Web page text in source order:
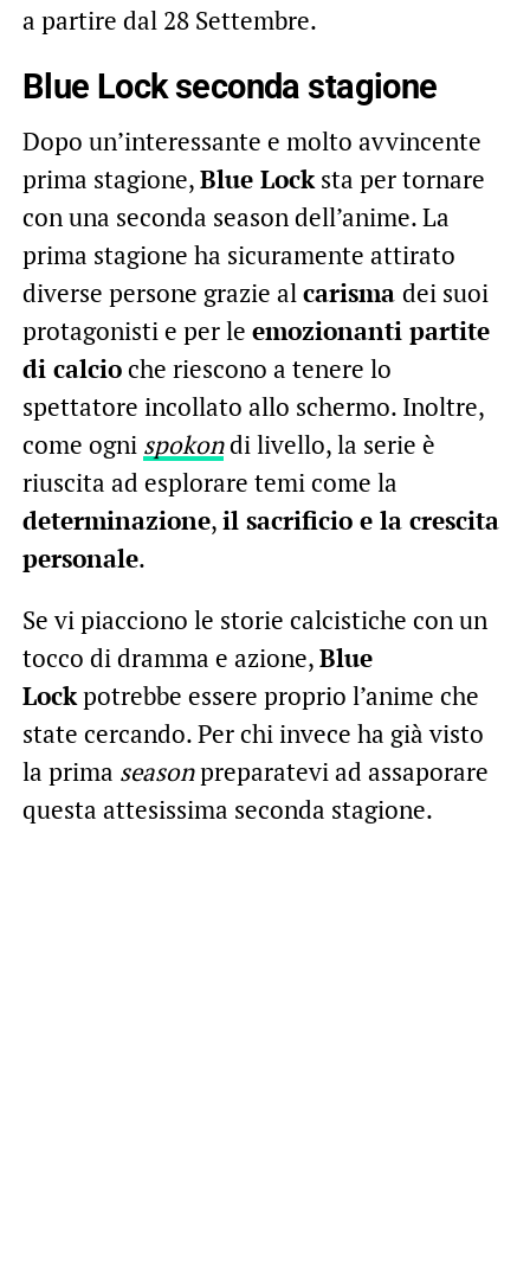
a partire dal 28 Settembre.
Blue Lock seconda stagione
Dopo un’interessante e molto avvincente
prima stagione,Blue Locksta per tornare
con una seconda season dell’anime. La
prima stagione ha sicuramente attirato
diverse persone grazie al carisma dei suoi
protagonisti e per le emozionanti partite
di calcioche riescono a tenere lo
spettatore incollato allo schermo. Inoltre,
come ogni spokondi livello, la serie è
riuscita ad esplorare temi come la
determinazione,il sacrificio e la crescita
personale.
Se vi piacciono le storie calcistiche con un
tocco di dramma e azione,Blue
Lockpotrebbe essere proprio l’anime che
state cercando. Per chi invece ha già visto
la prima seasonpreparatevi ad assaporare
questa attesissima seconda stagione.